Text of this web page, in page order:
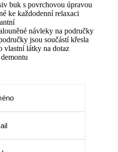
buk s povrchovou úpravou
ke každodenní relaxaci
návleky na područky
jsou součástí křesla
vlastní látky na dotaz